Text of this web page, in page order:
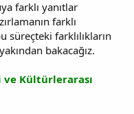
farklı yanıtlar
farklı
süreçteki farklılıkların
bakacağız.
ve Kültürlerarası